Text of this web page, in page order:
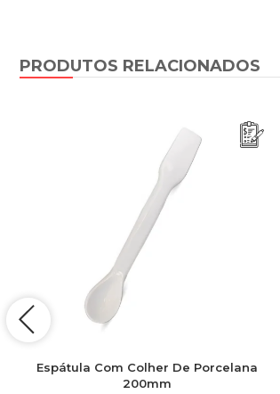
PRODUTOS RELACIONADOS
Espátula Com Colher De Porcelana
200mm